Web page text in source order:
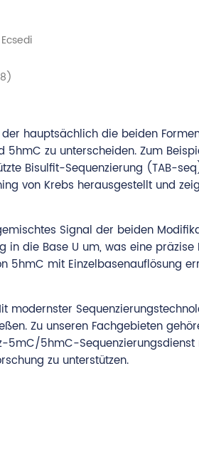
hauptsächlich die beiden
zu unterscheiden. Zum
Bisulfit-Sequenzierung (TAB-
von Krebs herausgestellt und
Signal der beiden
die Base U um, was eine präzise
5hmC mit Einzelbasenauflösung
modernster
Zu unseren Fachgebieten
5mC/5hmC-
zu unterstützen.